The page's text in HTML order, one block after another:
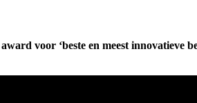
award voor ‘beste en meest innovatieve